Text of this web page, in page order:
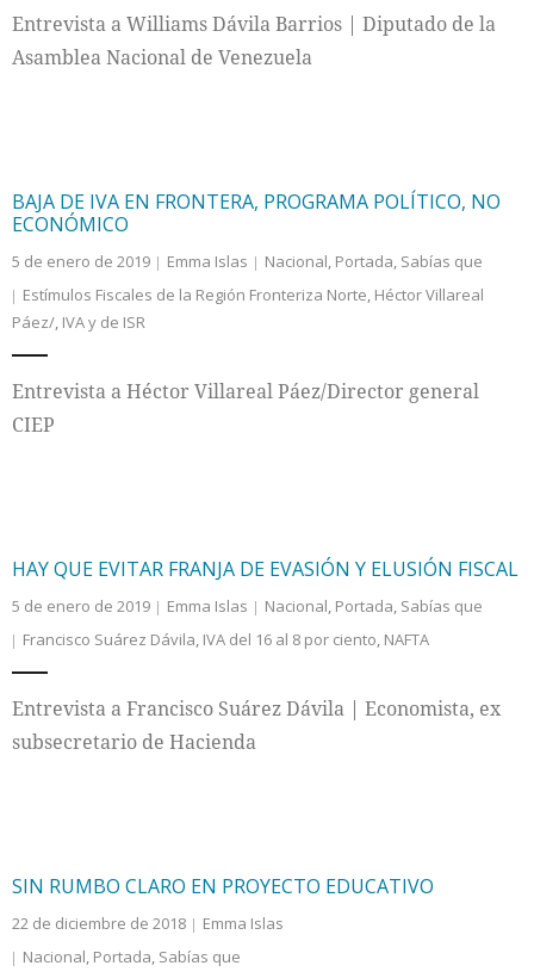
Entrevista a Williams Dávila Barrios | Diputado de la
Asamblea Nacional de Venezuela
BAJA DE IVA EN FRONTERA, PROGRAMA POLÍTICO, NO
ECONÓMICO
5 de enero de 2019 Emma Islas Nacional, Portada, Sabías que
Estímulos Fiscales de la Región Fronteriza Norte, Héctor Villareal
Páez/, IVA y de ISR
Entrevista a Héctor Villareal Páez/Director general
CIEP
HAY QUE EVITAR FRANJA DE EVASIÓN Y ELUSIÓN FISCAL
5 de enero de 2019 Emma Islas Nacional, Portada, Sabías que
Francisco Suárez Dávila, IVA del 16 al 8 por ciento, NAFTA
Entrevista a Francisco Suárez Dávila | Economista, ex
subsecretario de Hacienda
SIN RUMBO CLARO EN PROYECTO EDUCATIVO
22 de diciembre de 2018
Emma Islas
Nacional, Portada, Sabías que